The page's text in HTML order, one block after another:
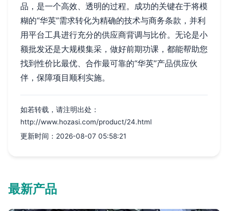
品，是一个高效、透明的过程。成功的关键在于将模
糊的“华英”需求转化为精确的技术与商务条款，并利
用平台工具进行充分的供应商背调与比价。无论是小
额批发还是大规模集采，做好前期功课，都能帮助您
找到性价比最优、合作最可靠的“华英”产品供应伙
伴，保障项目顺利实施。
如若转载，请注明出处：
http://www.hozasi.com/product/24.html
更新时间：2026-08-07 05:58:21
最新产品